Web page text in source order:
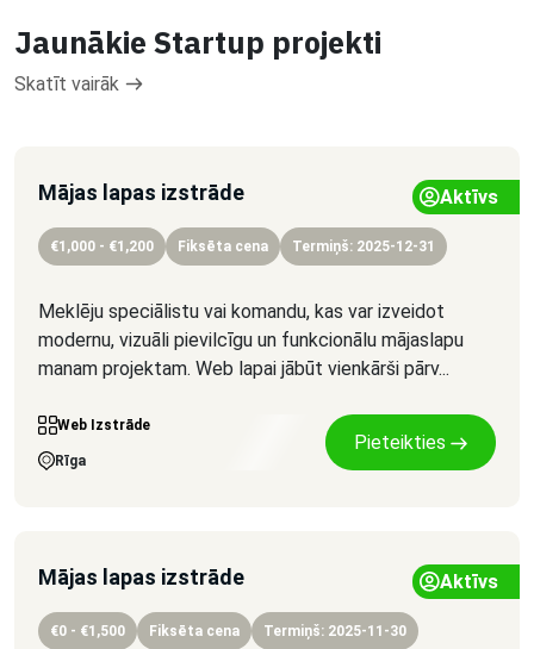
Jaunākie Startup projekti
Skatīt vairāk
Mājas lapas izstrāde Aktīvs
€1,000 - €1,200 Fiksēta cena Termiņš: 2025-12-31
Meklēju speciālistu vai komandu, kas var izveidot
modernu, vizuāli pievilcīgu un funkcionālu mājaslapu
manam projektam. Web lapai jābūt vienkārši pārv...
Web Izstrāde
Rīga
Pieteikties
Mājas lapas izstrāde Aktīvs
€0 - €1,500 Fiksēta cena Termiņš: 2025-11-30